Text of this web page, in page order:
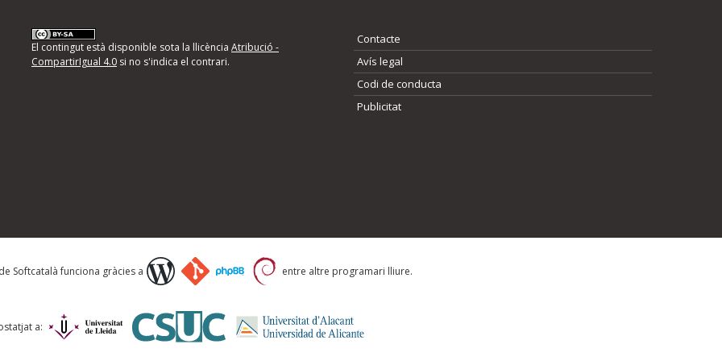
d'errors
següents i descriviu quina és la millora que
El contingut està disponible sota la llicència Atribució -
CompartirIgual 4.0si no s'indica el contrari.
Contacte
Avís legal
Codi de conducta
Publicitat
Softcatalà funciona gràcies a entre altre programari lliure.
a: